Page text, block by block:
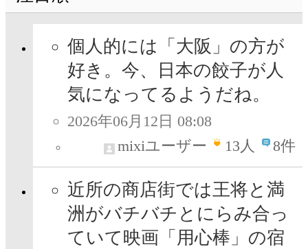
個人的には「大阪」の方が
好き。今、日本の餃子が人
気になってるようだね。
2026年06月12日 08:08
mixiユーザー
13人 8件
近所の商店街では王将と満
洲がバチバチとにらみ合っ
ていて映画「用心棒」の宿